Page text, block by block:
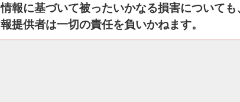
情報に基づいて被ったいかなる損害について
報提供者は一切の責任を負いかねます。